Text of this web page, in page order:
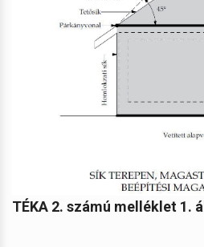
TÉKA 2. számú melléklet 1.